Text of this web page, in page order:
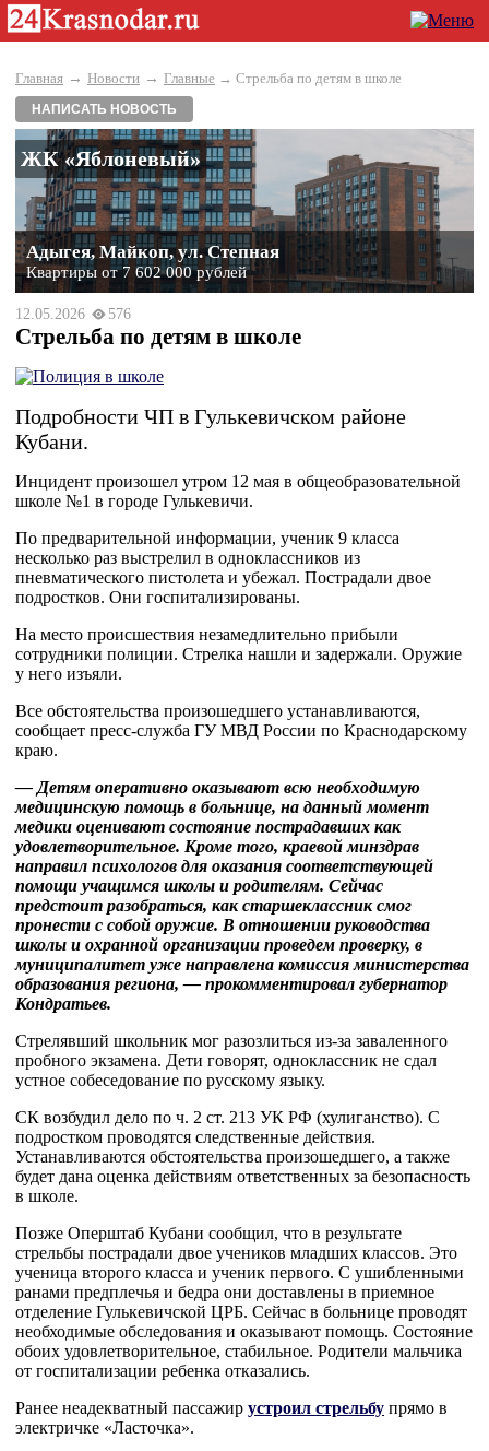
Главная → Новости → Главные → Стрельба по детям в школе
НАПИСАТЬ НОВОСТЬ
ЖК «Яблоневый»
Адыгея, Майкоп, ул. Степная
Квартиры от 7 602 000 рублей
12.05.2026 576
Стрельба по детям в школе
Подробности ЧП в Гулькевичском районе
Кубани.
Инцидент произошел утром 12 мая в общеобразовательной
школе №1 в городе Гулькевичи.
По предварительной информации, ученик 9 класса
несколько раз выстрелил в одноклассников из
пневматического пистолета и убежал. Пострадали двое
подростков. Они госпитализированы.
На место происшествия незамедлительно прибыли
сотрудники полиции. Стрелка нашли и задержали. Оружие
у него изъяли.
Все обстоятельства произошедшего устанавливаются,
сообщает пресс-служба ГУ МВД России по Краснодарскому
краю.
— Детям оперативно оказывают всю необходимую
медицинскую помощь в больнице, на данный момент
медики оценивают состояние пострадавших как
удовлетворительное. Кроме того, краевой минздрав
направил психологов для оказания соответствующей
помощи учащимся школы и родителям. Сейчас
предстоит разобраться, как старшеклассник смог
пронести с собой оружие. В отношении руководства
школы и охранной организации проведем проверку, в
муниципалитет уже направлена комиссия министерства
образования региона, — прокомментировал губернатор
Кондратьев.
Стрелявший школьник мог разозлиться из-за заваленного
пробного экзамена. Дети говорят, одноклассник не сдал
устное собеседование по русскому языку.
СК возбудил дело по ч. 2 ст. 213 УК РФ (хулиганство). С
подростком проводятся следственные действия.
Устанавливаются обстоятельства произошедшего, а также
будет дана оценка действиям ответственных за безопасность
в школе.
Позже Оперштаб Кубани сообщил, что в результате
стрельбы пострадали двое учеников младших классов. Это
ученица второго класса и ученик первого. С ушибленными
ранами предплечья и бедра они доставлены в приемное
отделение Гулькевичской ЦРБ. Сейчас в больнице проводят
необходимые обследования и оказывают помощь. Состояние
обоих удовлетворительное, стабильное. Родители мальчика
от госпитализации ребенка отказались.
Ранее неадекватный пассажир устроил стрельбу прямо в
электричке «Ласточка».